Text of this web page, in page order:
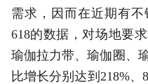
需求，因而在近期有
618的数据，对场地要
瑜伽拉力带、瑜伽圈、
比增长分别达到218%、